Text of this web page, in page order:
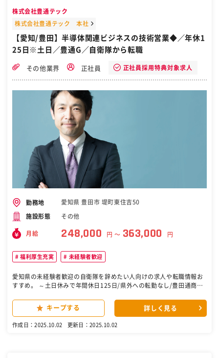
輩社員からOJTで教わることかできます。 ■業務詳細： ・生産設備、
機械の点検、メンテナンス ・故障の原因の特定、修理 ・社外業者を使
■組織構成 計3名：チームリーダー1名（40代）、メンバー2名（60
代・40代） ■働き方： ・土日休みで年休121日です。工事等が入った
得頂きます。 ・緊急の呼び出しは年に数回程度となり、出張はござい
た工場は24時間稼働しておりますが、ご入社当初は夜間対応はなく、
業務が習熟されたのちには、件数は極めて少ないですが夜間に稼働を
いただく可能性もございます。 ■ビジネスモデル： アルミ部品メーカ
ーや金属リサイクル業者から回収したスクラップを、メーカー隣接の
溶湯工場で溶かし、「湯（液体）」のまま納品します。従来のリサイ
クル方法に比べて、工程もシンプルで、CO2排出量も少なく、地球環
境に貢献するビジネスです。 ■当社の魅力： 豊田通商のグループ会社
として、特にトヨタグループを軸に自動車の軽量化に使用され今後も
需要増加が見込まれるアルミの再利用分野を担っています。特にアル
ミを"溶けたまま"製造に利用できる特殊技術は当社の強みで、アルミ
の品質やエネルギー効率観点で顧客から強固な支持を得ています。 変
株式会社豊通テック
株式会社豊通テック 本社
【愛知/豊田】半導体関連ビジネスの技術営業◆／年休1
25日※土日／豊通G／自衛隊から転職
その他業界 正社員 正社員採用特典対象求人
勤務地 愛知県 豊田市 堤町東住吉50
施設形態 その他
月給 248,000 円 〜 363,000 円
福利厚生充実 未経験者歓迎
愛知県の未経験者歓迎の自衛隊を辞めたい人向けの求人や転職情報お
すすめ。 ～土日休みで年間休日125日/県外への転勤なし/豊田通商グ
して、安定した基盤を持っています。 また、複数事業展開を行ってお
り自動車業界を中心に、食品、医薬品、半導体など様々な業界とお取
おります。 ■業務概要 主にトヨタグループの半導体・センサーデバイ
キープする 詳しく見る
作成日：2025.10.02 更新日：2025.10.02